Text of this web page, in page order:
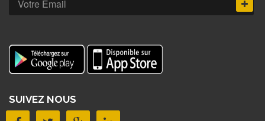
SUIVEZ NOUS